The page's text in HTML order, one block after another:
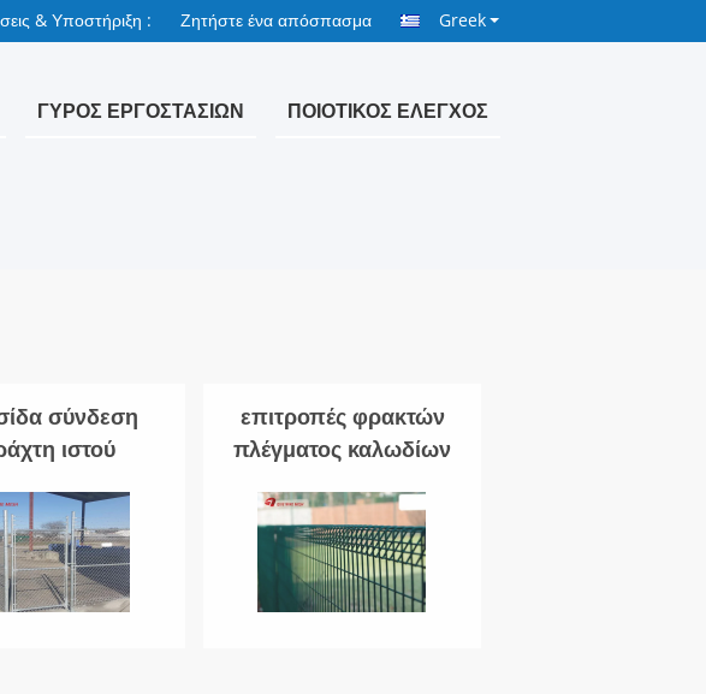
& Υποστήριξη : Ζητήστε ένα απόσπασμα Greek
ΓΎΡΟΣ ΕΡΓΟΣΤΑΣΊΩΝ ΠΟΙΟΤΙΚΌΣ ΈΛΕΓΧΟΣ
σύνδεση
ιστού
επιτροπές φρακτών
πλέγματος καλωδίων